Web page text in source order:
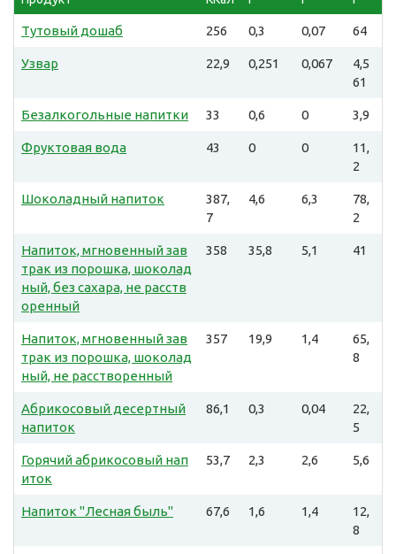
Тутовый дошаб 256 0,3 0,07 64
Узвар 22,9 0,251 0,067
4,5
61
Безалкогольные напитки 33 0,6 0 3,9
Фруктовая вода 43 0 0
11,
2
Шоколадный напиток
387,
7
4,6 6,3
78,
2
Напиток, мгновенный зав
трак из порошка, шоколад
ный, без сахара, не расств
оренный
358 35,8 5,1 41
Напиток, мгновенный зав
трак из порошка, шоколад
ный, не расстворенный
357 19,9 1,4
65,
8
Абрикосовый десертный
напиток
86,1 0,3 0,04
22,
5
Горячий абрикосовый нап
иток
53,7 2,3 2,6 5,6
Напиток "Лесная быль" 67,6 1,6 1,4
12,
8